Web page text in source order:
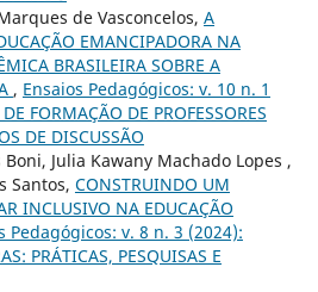
de Vasconcelos, A
EMANCIPADORA NA
BRASILEIRA SOBRE A
, Ensaios Pedagógicos: v. 10 n. 1
FORMAÇÃO DE PROFESSORES
DE DISCUSSÃO
Julia Kawany Machado Lopes ,
Santos, CONSTRUINDO UM
INCLUSIVO NA EDUCAÇÃO
Pedagógicos: v. 8 n. 3 (2024):
PRÁTICAS, PESQUISAS E